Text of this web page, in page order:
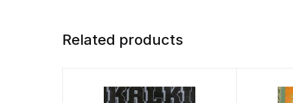
Related products